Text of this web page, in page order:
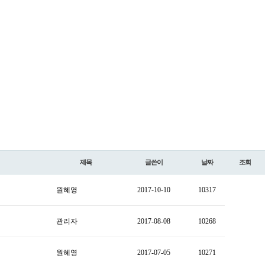
제목 글쓴이 날짜 조회
원혜영 2017-10-10 10317
관리자 2017-08-08 10268
원혜영 2017-07-05 10271